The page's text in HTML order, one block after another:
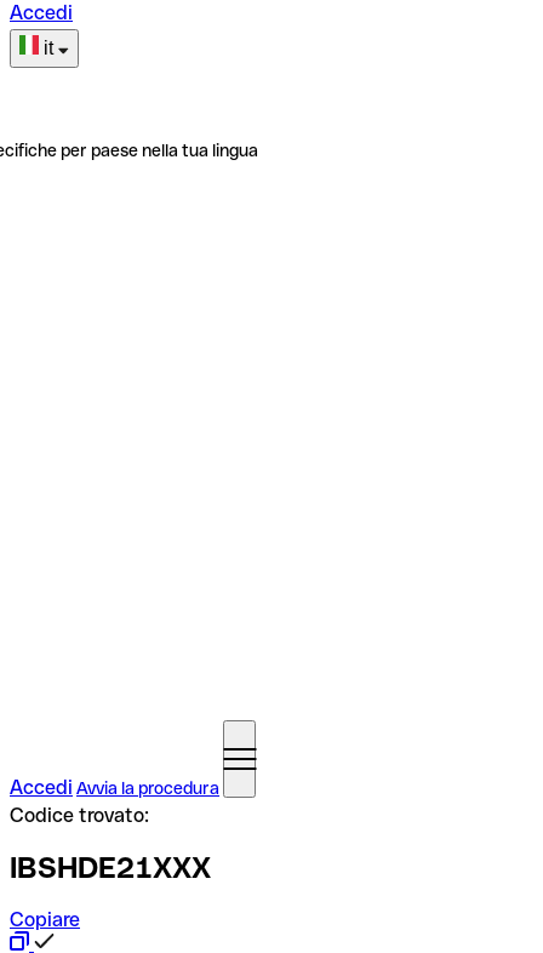
Accedi
it
per paese nella tua lingua
Accedi Avvia la procedura
Codice trovato:
IBSHDE21XXX
Copiare